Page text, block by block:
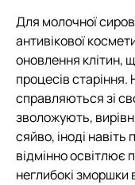
Для молочної
антивікової
оновлення клітин,
процесів
справляються зі
зволожують,
сяйво, іноді навіть
відмінно освітлює
неглибокі зморшки